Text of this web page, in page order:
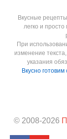
Вкусные
легко и
При
изменение
указания
Вкусно
© 2008-2026